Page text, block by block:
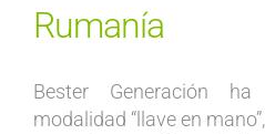
Rumanía
Bester Generación
modalidad “llave en